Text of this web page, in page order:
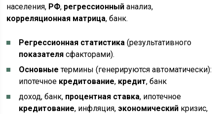
населения, РФ, регрессионный анализ,
корреляционная матрица, банк.
Регрессионная статистика (результативного
показателя сфакторами).
Основные термины (генерируются автоматически):
ипотечное кредитование, кредит, банк
доход, банк, процентная ставка, ипотечное
кредитование, инфляция, экономический кризис,